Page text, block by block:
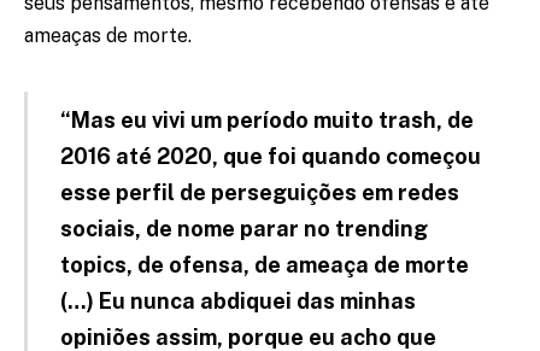
ameaças de morte.
“Mas eu vivi um período muito trash, de
2016 até 2020, que foi quando começou
esse perfil de perseguições em redes
sociais, de nome parar no trending
topics, de ofensa, de ameaça de morte
(…) Eu nunca abdiquei das minhas
opiniões assim, porque eu acho que